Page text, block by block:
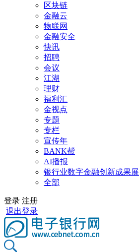
区块链
金融云
物联网
金融安全
快讯
招聘
会议
江湖
理财
福利汇
金视点
专题
专栏
宣传年
BANK帮
AI播报
银行业数字金融创新成果展
全部
登录 注册
退出登录